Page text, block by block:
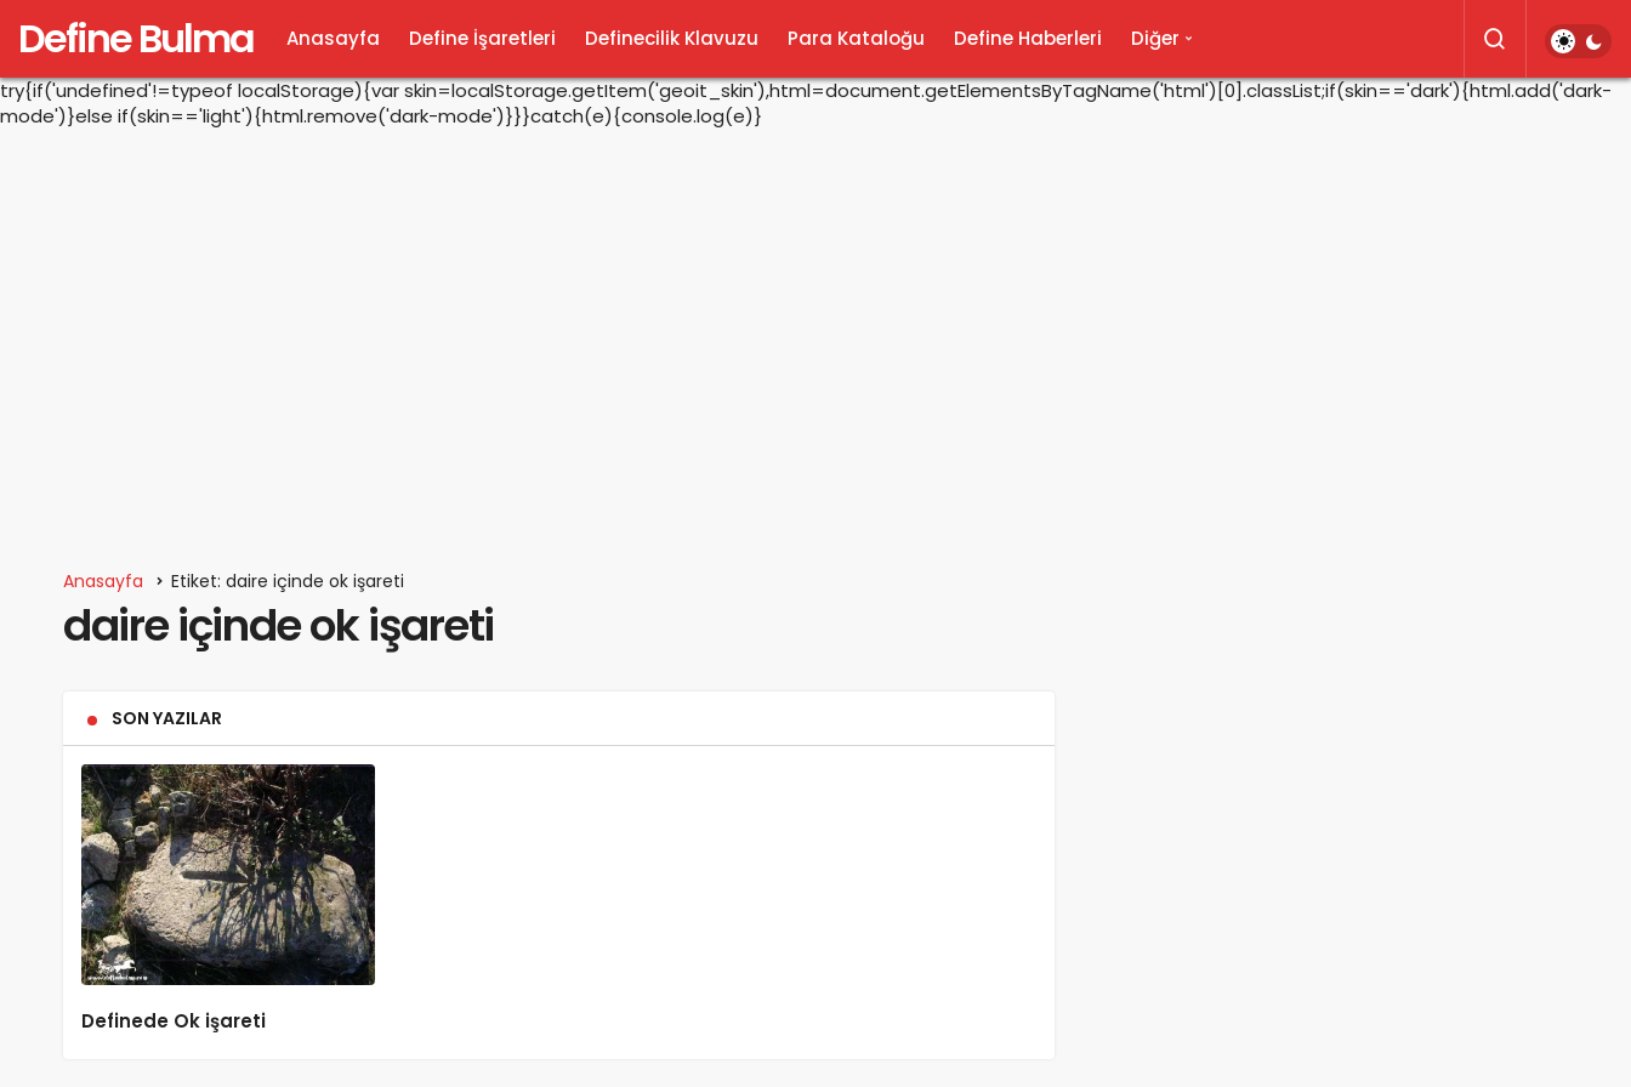
try{if('undefined'!=typeof localStorage){var skin=localStorage.getItem('geoit_skin'),html=document.getElementsByTagName('html')[0].classList;if(skin=='dark'){html.add('dark-
mode')}else if(skin=='light'){html.remove('dark-mode')}}}catch(e){console.log(e)}
Define Bulma Anasayfa Define İşaretleri Definecilik Klavuzu Para Kataloğu Define Haberleri Diğer
Anasayfa Etiket: daire içinde ok işareti
daire içinde ok işareti
SON YAZILAR
Definede Ok işareti